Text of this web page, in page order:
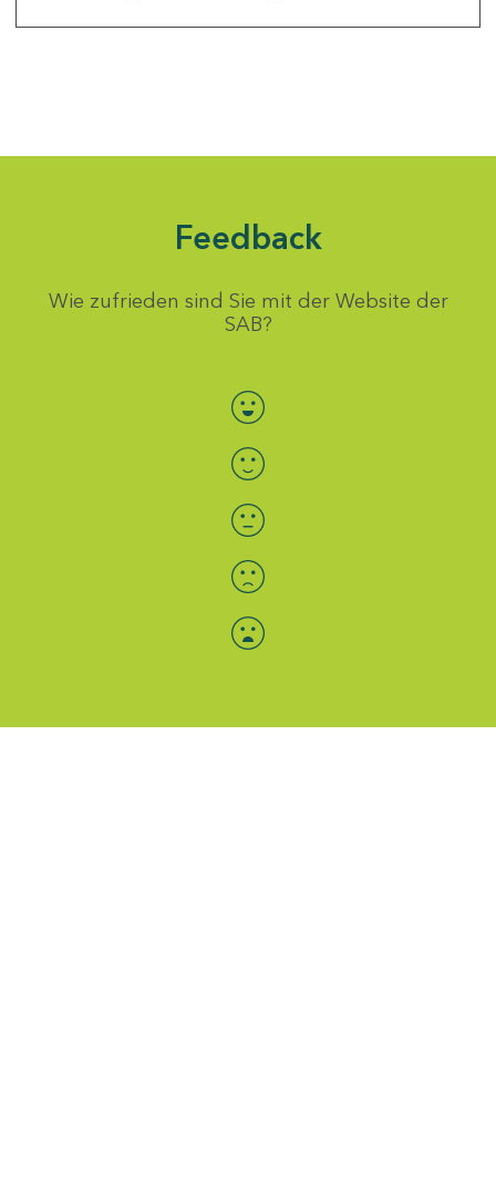
Feedback
Wie zufrieden sind Sie mit der Website der
SAB?
Bewertung auswählen